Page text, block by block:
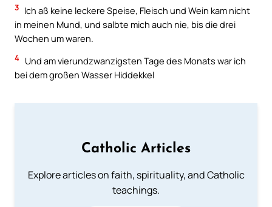
3 Ich aß keine leckere Speise, Fleisch und Wein kam nicht
in meinen Mund, und salbte mich auch nie, bis die drei
Wochen um waren.
4 Und am vierundzwanzigsten Tage des Monats war ich
bei dem großen Wasser Hiddekkel
Catholic Articles
Explore articles on faith, spirituality, and Catholic
teachings.